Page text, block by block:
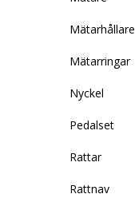
Mätarhållare
Mätarringar
Nyckel
Pedalset
Rattar
Rattnav